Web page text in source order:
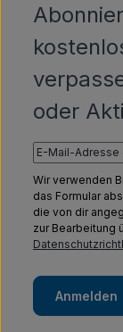
oder
Wir verwenden
das Formular
die von dir
zur Bearbeitung
Anmelden